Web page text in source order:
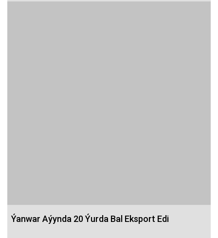
Ýanwar Aýynda 20 Ýurda Bal Eksport Edi